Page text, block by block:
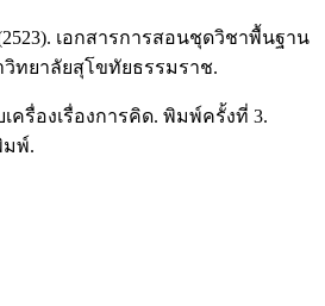
เอกสารการสอนชุดวิชาพื้นฐาน
ทยาลัยสุโขทัยธรรมราช.
ครื่องเรื่องการคิด. พิมพ์ครั้งที่ 3.
มพ์.